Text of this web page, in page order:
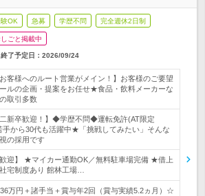
OK 急募 学歴不問 完全週休2日制
ごと掲載中
終了予定日： 2026/09/24
お客様へのルート営業がメイン！】お客様のご要望
ルの企画・提案をお任せ★食品・飲料メーカーな
取引多数
二新卒歓迎！】◆学歴不問◆運転免許(AT限定
から30代も活躍中★「挑戦してみたい」そんな
の採用です
歓迎】 ★マイカー通勤OK／無料駐車場完備 ★借上
宅制度あり 館林工場…
万円＋諸手当＋賞与年2回（賞与実績5.2ヵ月）☆